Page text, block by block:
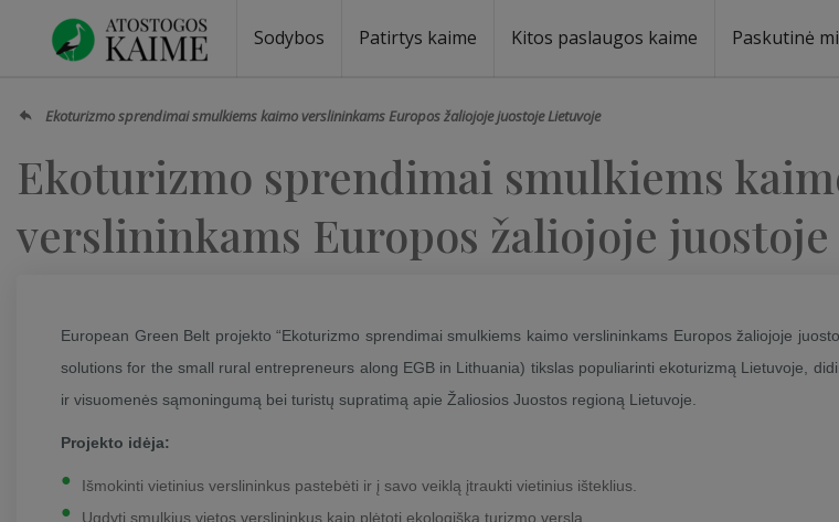
Sodybos Patirtys kaime Kitos paslaugos kaime Paskutinė
Ekoturizmo sprendimai smulkiems kaimo verslininkams Europos žaliojoje juostoje Lietuvoje
Ekoturizmo sprendimai smulkiems
verslininkams Europos žaliojoje
European Green Belt projekto “Ekoturizmo sprendimai smulkiems kaimo verslininkams Europos žaliojoje
solutions for the small rural entrepreneurs along EGB in Lithuania) tikslas populiarinti ekoturizmą Lietuvoje,
ir visuomenės sąmoningumą bei turistų supratimą apie Žaliosios Juostos regioną Lietuvoje.
Projekto idėja:
Išmokinti vietinius verslininkus pastebėti ir į savo veiklą įtraukti vietinius išteklius.
Ugdyti smulkius vietos verslininkus kaip plėtoti ekologišką turizmo verslą.